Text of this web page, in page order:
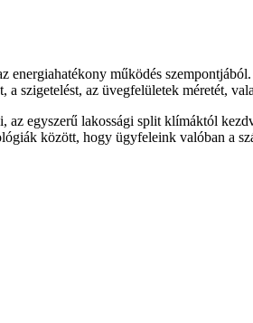
energiahatékony működés
szigetelést, az üvegfelületek méretét,
egyszerű lakossági split klímáktól
között, hogy ügyfeleink valóban a